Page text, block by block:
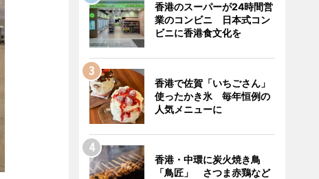
香港のスーパーが24時間営
業のコンビニ 日本式コン
ビニに香港食文化を
香港で佐賀「いちごさん」
使ったかき氷 毎年恒例の
人気メニューに
香港・中環に炭火焼き鳥
「鳥匠」 さつま赤鶏など